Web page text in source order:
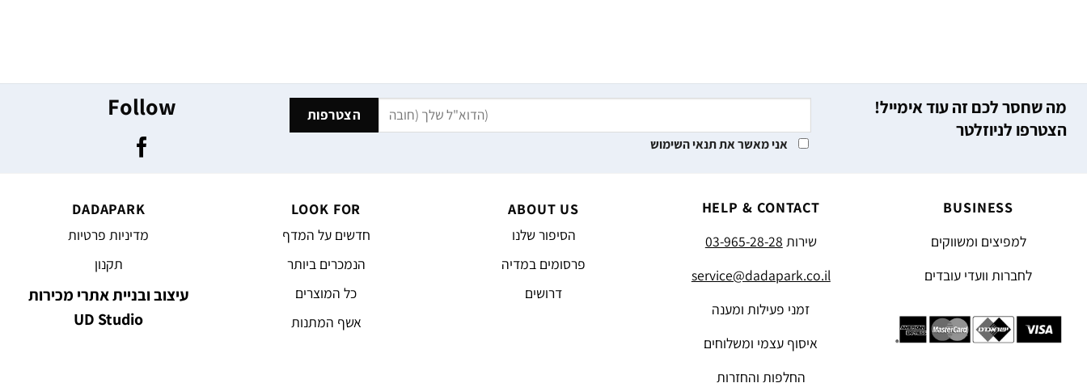
מה שחסר לכם זה עוד אימייל!
הצטרפו לניוזלטר
אני מאשר את תנאי השימוש
Follow
BUSINESS
למפיצים ומשווקים
לחברות וועדי עובדים
HELP & CONTACT
שירות 03-965-28-28
service@dadapark.co.il
זמני פעילות ומענה
איסוף עצמי ומשלוחים
החלפות והחזרות
ABOUT US
הסיפור שלנו
פרסומים במדיה
דרושים
LOOK FOR
חדשים על המדף
הנמכרים ביותר
כל המוצרים
אשף המתנות
DADAPARK
מדיניות פרטיות
תקנון
עיצוב ובניית אתרי מכירות
UD Studio